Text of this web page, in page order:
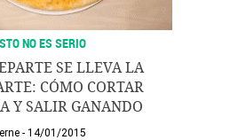
NO ES SERIO
SE LLEVA LA
CÓMO CORTAR
Y SALIR GANANDO
14/01/2015